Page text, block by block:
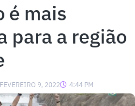
é mais
para a região
FEVEREIRO 9, 2022 4:44 PM